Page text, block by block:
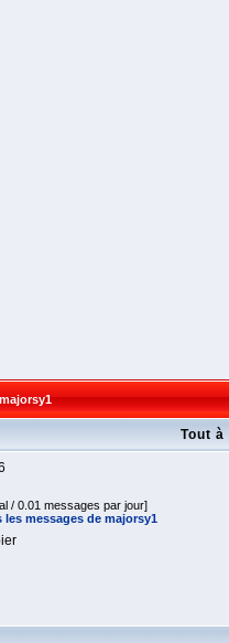
Tout
/ 0.01 messages par jour]
les messages de majorsy1